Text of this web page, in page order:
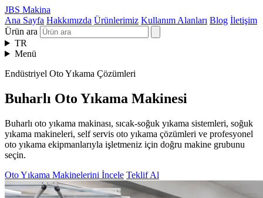
JBS Makina
Ana Sayfa Hakkımızda Ürünlerimiz Kullanım Alanları Blog İletişim
Ürün ara
TR
Menü
Endüstriyel Oto Yıkama Çözümleri
Buharlı Oto Yıkama Makinesi
Buharlı oto yıkama makinası, sıcak-soğuk yıkama sistemleri, soğuk
yıkama makineleri, self servis oto yıkama çözümleri ve profesyonel
oto yıkama ekipmanlarıyla işletmeniz için doğru makine grubunu
seçin.
Oto Yıkama Makinelerini İncele Teklif Al